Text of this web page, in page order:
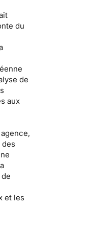
du
de
aux
et les